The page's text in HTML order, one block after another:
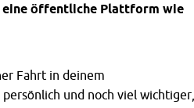
eine öffentliche Plattform wie
Fahrt in deinem
und noch viel wichtiger,